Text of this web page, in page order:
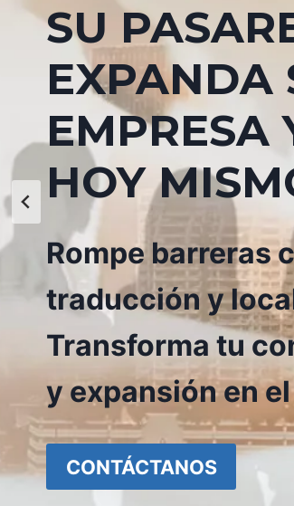
SU
EXPANDA
EMPRESA
HOY
Rompe barreras
traducción y
Transforma tu
y expansión en
CONTÁCTANOS